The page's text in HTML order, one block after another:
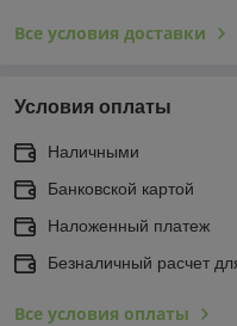
Все условия доставки
Условия оплаты
Наличными
Банковской картой
Наложенный платеж
Безналичный расчет
Все условия оплаты